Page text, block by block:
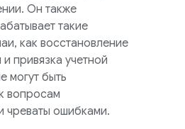
Он также
такие
как восстановление
привязка учетной
могут быть
вопросам
чреваты ошибками.